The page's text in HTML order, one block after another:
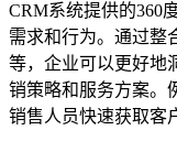
CRM系统提供的360
需求和行为。通过整
等，企业可以更好地
销策略和服务方案。
销售人员快速获取客